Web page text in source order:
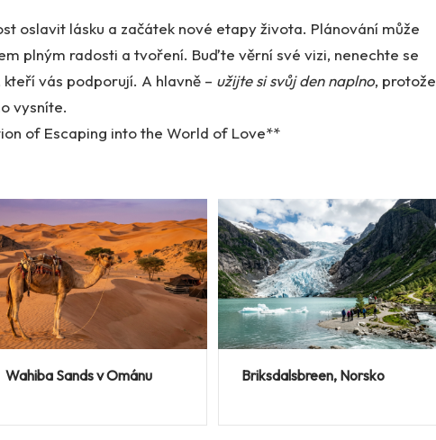
oslavit lásku a začátek nové etapy života. Plánování může
plným radosti a tvoření. Buďte věrní své vizi, nenechte se
vás podporují. A hlavně – užijte si svůj den naplno, protože
vysníte.
of Escaping into the World ⁢of Love**
Wahiba Sands v Ománu Briksdalsbreen, Norsko